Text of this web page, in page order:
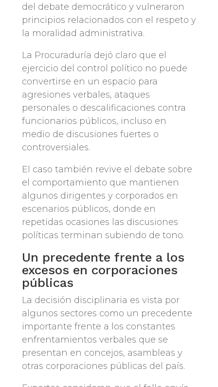
del debate democrático y vulneraron
principios relacionados con el respeto y
la moralidad administrativa.
La Procuraduría dejó claro que el
ejercicio del control político no puede
convertirse en un espacio para
agresiones verbales, ataques
personales o descalificaciones contra
funcionarios públicos, incluso en
medio de discusiones fuertes o
controversiales.
El caso también revive el debate sobre
el comportamiento que mantienen
algunos dirigentes y corporados en
escenarios públicos, donde en
repetidas ocasiones las discusiones
políticas terminan subiendo de tono.
Un precedente frente a los
excesos en corporaciones
públicas
La decisión disciplinaria es vista por
algunos sectores como un precedente
importante frente a los constantes
enfrentamientos verbales que se
presentan en concejos, asambleas y
otras corporaciones públicas del país.